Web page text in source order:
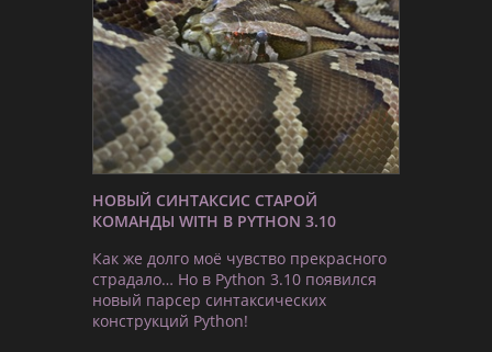
НОВЫЙ СИНТАКСИС СТАРОЙ
КОМАНДЫ WITH В PYTHON 3.10
Как же долго моё чувство прекрасного
страдало… Но в Python 3.10 появился
новый парсер синтаксических
конструкций Python!